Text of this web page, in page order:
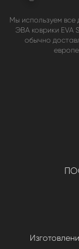
Мы используем все
ЭВА коврики EVA
обычно